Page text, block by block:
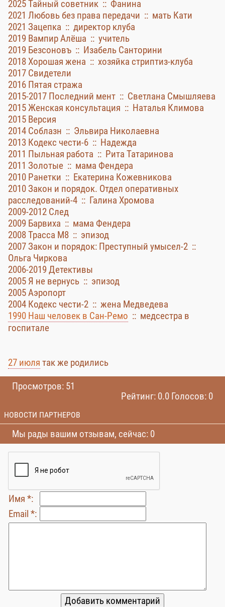
2025 Тайный советник :: Фанина
2021 Любовь без права передачи :: мать Кати
2021 Зацепка :: директор клуба
2019 Вампир Алёша :: учитель
2019 Безсоновъ :: Изабель Санторини
2018 Хорошая жена :: хозяйка стриптиз-клуба
2017 Свидетели
2016 Пятая стража
2015-2017 Последний мент :: Светлана Смышляева
2015 Женская консультация :: Наталья Климова
2015 Версия
2014 Соблазн :: Эльвира Николаевна
2013 Кодекс чести-6 :: Надежда
2011 Пыльная работа :: Рита Татаринова
2011 Золотые :: мама Фендера
2010 Ранетки :: Екатерина Кожевникова
2010 Закон и порядок. Отдел оперативных
расследований-4 :: Галина Хромова
2009-2012 След
2009 Барвиха :: мама Фендера
2008 Трасса М8 :: эпизод
2007 Закон и порядок: Преступный умысел-2 ::
Ольга Чиркова
2006-2019 Детективы
2005 Я не вернусь :: эпизод
2005 Аэропорт
2004 Кодекс чести-2 :: жена Медведева
1990 Наш человек в Сан-Ремо :: медсестра в
госпитале
27 июля так же родились
Просмотров: 51
Рейтинг: 0.0 Голосов: 0
НОВОСТИ ПАРТНЕРОВ
Мы рады вашим отзывам, сейчас: 0
Имя *:
Email *: